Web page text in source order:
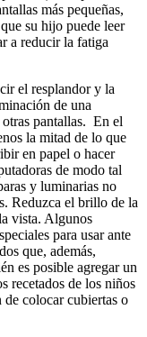
más pequeñas,
su hijo puede leer
a reducir la fatiga
el resplandor y la
de una
pantallas. En el
la mitad de lo que
en papel o hacer
de modo tal
y luminarias no
Reduzca el brillo de la
vista. Algunos
para usar ante
que, además,
es posible agregar un
recetados de los niños
de colocar cubiertas o